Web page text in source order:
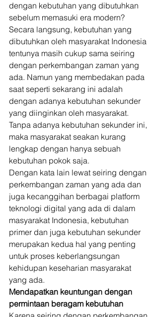
dengan kebutuhan yang dibutuhkan
sebelum memasuki era modern?
Secara langsung, kebutuhan yang
dibutuhkan oleh masyarakat Indonesia
tentunya masih cukup sama seiring
dengan perkembangan zaman yang
ada. Namun yang membedakan pada
saat seperti sekarang ini adalah
dengan adanya kebutuhan sekunder
yang diinginkan oleh masyarakat.
Tanpa adanya kebutuhan sekunder ini,
maka masyarakat seakan kurang
lengkap dengan hanya sebuah
kebutuhan pokok saja.
Dengan kata lain lewat seiring dengan
perkembangan zaman yang ada dan
juga kecanggihan berbagai platform
teknologi digital yang ada di dalam
masyarakat Indonesia, kebutuhan
primer dan juga kebutuhan sekunder
merupakan kedua hal yang penting
untuk proses keberlangsungan
kehidupan keseharian masyarakat
yang ada.
Mendapatkan keuntungan dengan
permintaan beragam kebutuhan